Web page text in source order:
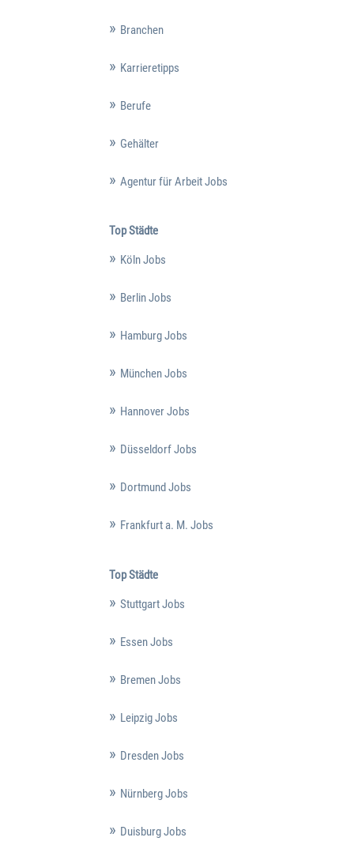
Branchen
Karrieretipps
Berufe
Gehälter
Agentur für Arbeit Jobs
Top Städte
Köln Jobs
Berlin Jobs
Hamburg Jobs
München Jobs
Hannover Jobs
Düsseldorf Jobs
Dortmund Jobs
Frankfurt a. M. Jobs
Top Städte
Stuttgart Jobs
Essen Jobs
Bremen Jobs
Leipzig Jobs
Dresden Jobs
Nürnberg Jobs
Duisburg Jobs